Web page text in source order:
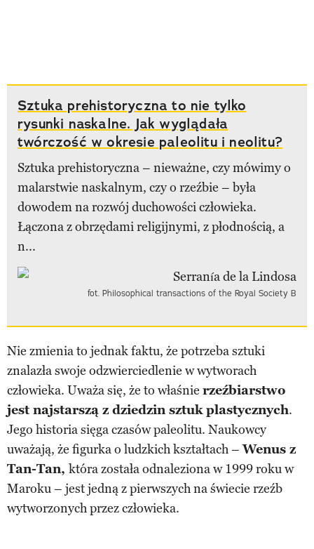
Sztuka prehistoryczna to nie tylko
rysunki naskalne. Jak wyglądała
twórczość w okresie paleolitu i neolitu?
Sztuka prehistoryczna – nieważne, czy mówimy o
malarstwie naskalnym, czy o rzeźbie – była
dowodem na rozwój duchowości człowieka.
Łączona z obrzędami religijnymi, z płodnością, a
n...
fot. Philosophical transactions of the Royal Society B
Nie zmienia to jednak faktu, że potrzeba sztuki
znalazła swoje odzwierciedlenie w wytworach
człowieka. Uważa się, że to właśnie rzeźbiarstwo
jest najstarszą z dziedzin sztuk plastycznych.
Jego historia sięga czasów paleolitu. Naukowcy
uważają, że figurka o ludzkich kształtach –Wenus z
Tan-Tan, która została odnaleziona w 1999 roku w
Maroku – jest jedną z pierwszych na świecie rzeźb
wytworzonych przez człowieka.